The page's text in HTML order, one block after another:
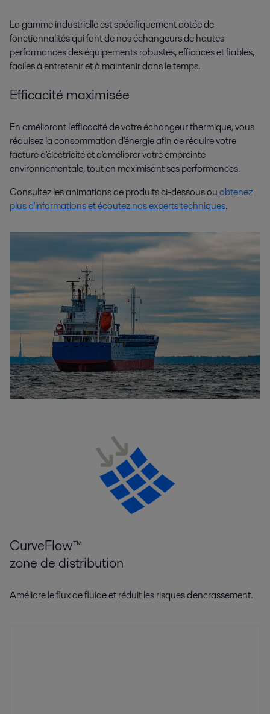
La gamme industrielle est spécifiquement dotée de
fonctionnalités qui font de nos échangeurs de hautes
performances des équipements robustes, efficaces et fiables,
faciles à entretenir et à maintenir dans le temps.
Efficacité maximisée
En améliorant l'efficacité de votre échangeur thermique, vous
réduisez la consommation d'énergie afin de réduire votre
facture d'électricité et d'améliorer votre empreinte
environnementale, tout en maximisant ses performances.
Consultez les animations de produits ci-dessous ouobtenez
plus d'informations et écoutez nos experts techniques.
CurveFlow™
zone de distribution
Améliore le flux de fluide et réduit les risques d'encrassement.